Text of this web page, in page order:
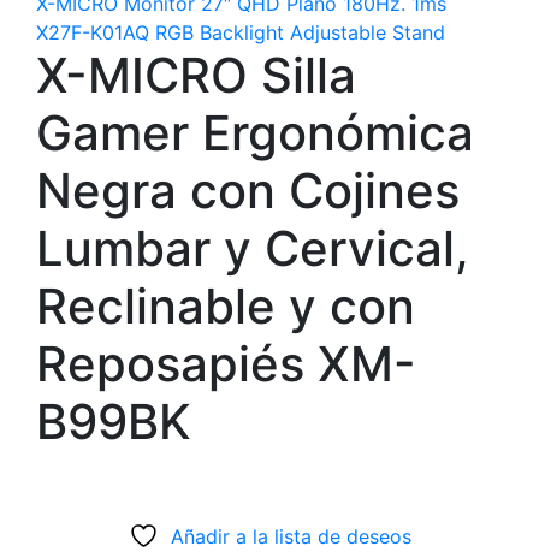
X27F-K01AQ RGB Backlight Adjustable Stand
X-MICRO Silla
Gamer Ergonómica
Negra con Cojines
Lumbar y Cervical,
Reclinable y con
Reposapiés XM-
B99BK
Añadir a la lista de deseos